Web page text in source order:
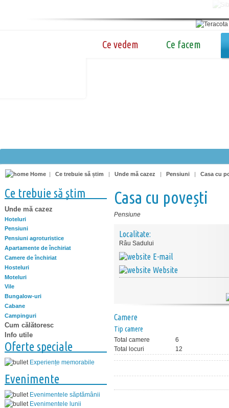
Ce vedem Ce facem
Home | Ce trebuie să știm | Unde mă cazez | Pensiuni | Casa cu
Ce trebuie să știm
Unde mă cazez
Hoteluri
Pensiuni
Pensiuni agroturistice
Apartamente de închiriat
Camere de închiriat
Hosteluri
Moteluri
Vile
Bungalow-uri
Cabane
Campinguri
Cum călătoresc
Info utile
Oferte speciale
Experiențe memorabile
Evenimente
Evenimentele săptămânii
Evenimentele lunii
Casa cu povești
Pensiune
Localitate:
Râu Sadului
E-mail
Website
Camere
Tip camere
Total camere
6
Total locuri
12